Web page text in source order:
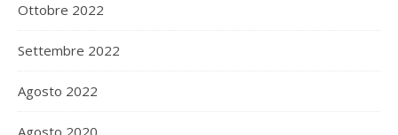
Ottobre 2022
Settembre 2022
Agosto 2022
Agosto 2020